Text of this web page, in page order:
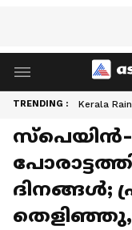
TRENDING : Kerala Rain
സ്‌പെയിൻ-
ദിനങ്ങൾ;